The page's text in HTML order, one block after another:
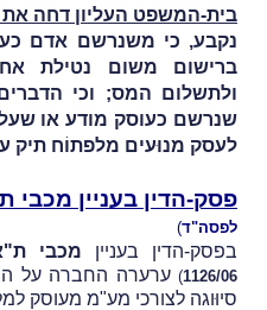
בית-המשפט העליון דחה את
נקבע, כי משנרשם אדם
ברישום משום נטילת
ולתשלום המס; וכי
שנרשם כעוסק מודע או
לעסק מנוּעים מלפתוֹח תיק
פסק-הדין בעניין
לפסה"ד)
בפסק-הדין בעניין מכבי
1126/06
) ערערה החברה על
סיוּוגה לצורכי מע"מ מעוסק